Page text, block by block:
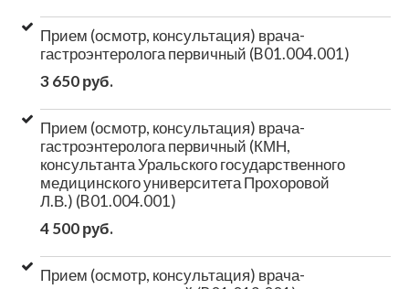
Прием (осмотр, консультация) врача-
гастроэнтеролога первичный (B01.004.001)
3 650 руб.
Прием (осмотр, консультация) врача-
гастроэнтеролога первичный (КМН,
консультанта Уральского государственного
медицинского университета Прохоровой
Л.В.) (B01.004.001)
4 500 руб.
Прием (осмотр, консультация) врача-